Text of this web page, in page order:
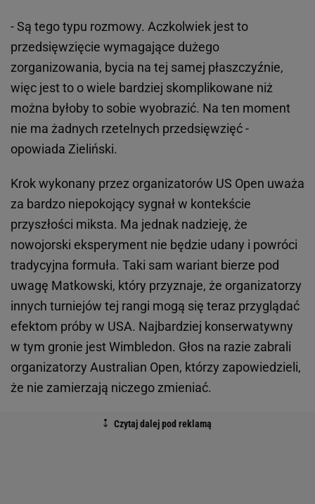
- Są tego typu rozmowy. Aczkolwiek jest to
przedsięwzięcie wymagające dużego
zorganizowania, bycia na tej samej płaszczyźnie,
więc jest to o wiele bardziej skomplikowane niż
można byłoby to sobie wyobrazić. Na ten moment
nie ma żadnych rzetelnych przedsięwzięć -
opowiada Zieliński.
Krok wykonany przez organizatorów US Open uważa
za bardzo niepokojący sygnał w kontekście
przyszłości miksta. Ma jednak nadzieję, że
nowojorski eksperyment nie będzie udany i powróci
tradycyjna formuła. Taki sam wariant bierze pod
uwagę Matkowski, który przyznaje, że organizatorzy
innych turniejów tej rangi mogą się teraz przyglądać
efektom próby w USA. Najbardziej konserwatywny
w tym gronie jest Wimbledon. Głos na razie zabrali
organizatorzy Australian Open, którzy zapowiedzieli,
że nie zamierzają niczego zmieniać.